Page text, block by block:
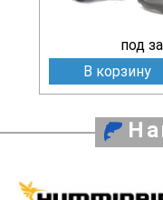
под
В корзину